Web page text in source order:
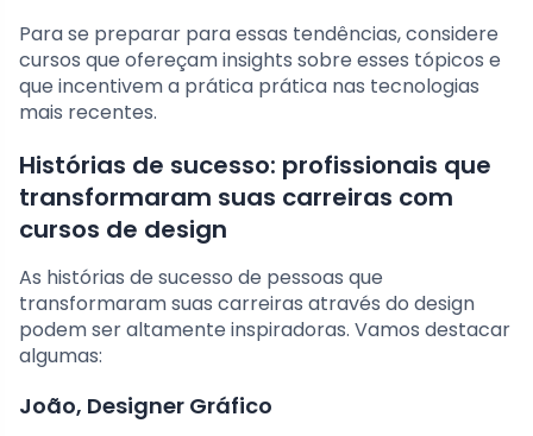
Para se preparar para essas tendências, considere
cursos que ofereçam insights sobre esses tópicos e
que incentivem a prática prática nas tecnologias
mais recentes.
Histórias de sucesso: profissionais que
transformaram suas carreiras com
cursos de design
As histórias de sucesso de pessoas que
transformaram suas carreiras através do design
podem ser altamente inspiradoras. Vamos destacar
algumas:
João, Designer Gráfico